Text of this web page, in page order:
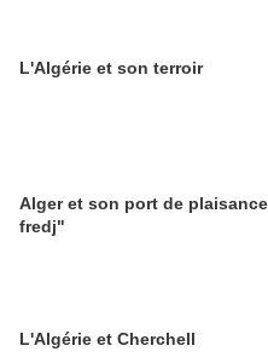
L'Algérie et son terroir
Alger et son port de
fredj"
L'Algérie et Cherchell